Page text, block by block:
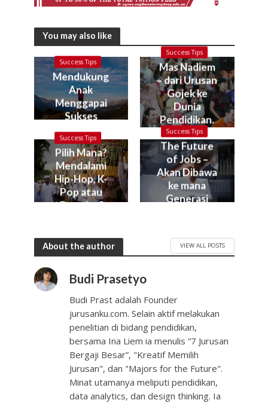
You may also like
Success Tips
Mendukung
Anak
Menggapai
Sukses
Success Tips
Mas Nadiem
– dari Urusan
Gojek ke
Dunia
Pendidikan.
Kok bisa?
Success Tips
Pilih Mana?
Mendalami
Hip-Hop, K-
Pop atau
Gamelan?
Success Tips
The Future
of Jobs –
Akan Dibawa
ke mana
Generasi
About the author VIEW ALL POSTS
Budi Prasetyo
Budi Prast adalah Founder
jurusanku.com. Selain aktif melakukan
penelitian di bidang pendidikan,
bersama Ina Liem ia menulis “7 Jurusan
Bergaji Besar”, "Kreatif Memilih
Jurusan", dan "Majors for the Future".
Minat utamanya meliputi pendidikan,
data analytics, dan design thinking. Ia